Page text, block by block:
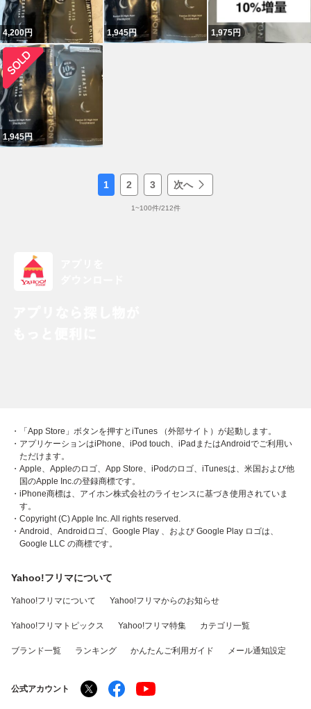
4,200円 1,945円 1,975円
1,945円
1 2 3 次へ
1~100件/212件
・「App Store」ボタンを押すとiTunes （外部サイト）が起動します。
・アプリケーションはiPhone、iPod touch、iPadまたはAndroidでご利用い
ただけます。
・Apple、Appleのロゴ、App Store、iPodのロゴ、iTunesは、米国および他
国のApple Inc.の登録商標です。
・iPhone商標は、アイホン株式会社のライセンスに基づき使用されていま
す。
・Copyright (C) Apple Inc. All rights reserved.
・Android、Androidロゴ、Google Play 、および Google Play ロゴは、
Google LLC の商標です。
Yahoo!フリマについて
Yahoo!フリマについて Yahoo!フリマからのお知らせ
Yahoo!フリマトピックス Yahoo!フリマ特集 カテゴリ一覧
ブランド一覧 ランキング かんたんご利用ガイド メール通知設定
公式アカウント